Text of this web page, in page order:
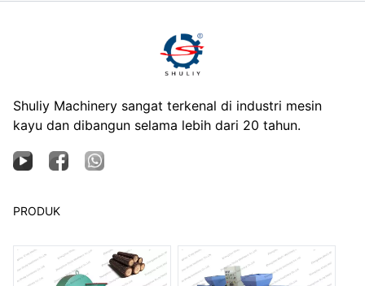
Shuliy Machinery sangat terkenal di industri mesin
kayu dan dibangun selama lebih dari 20 tahun.
PRODUK